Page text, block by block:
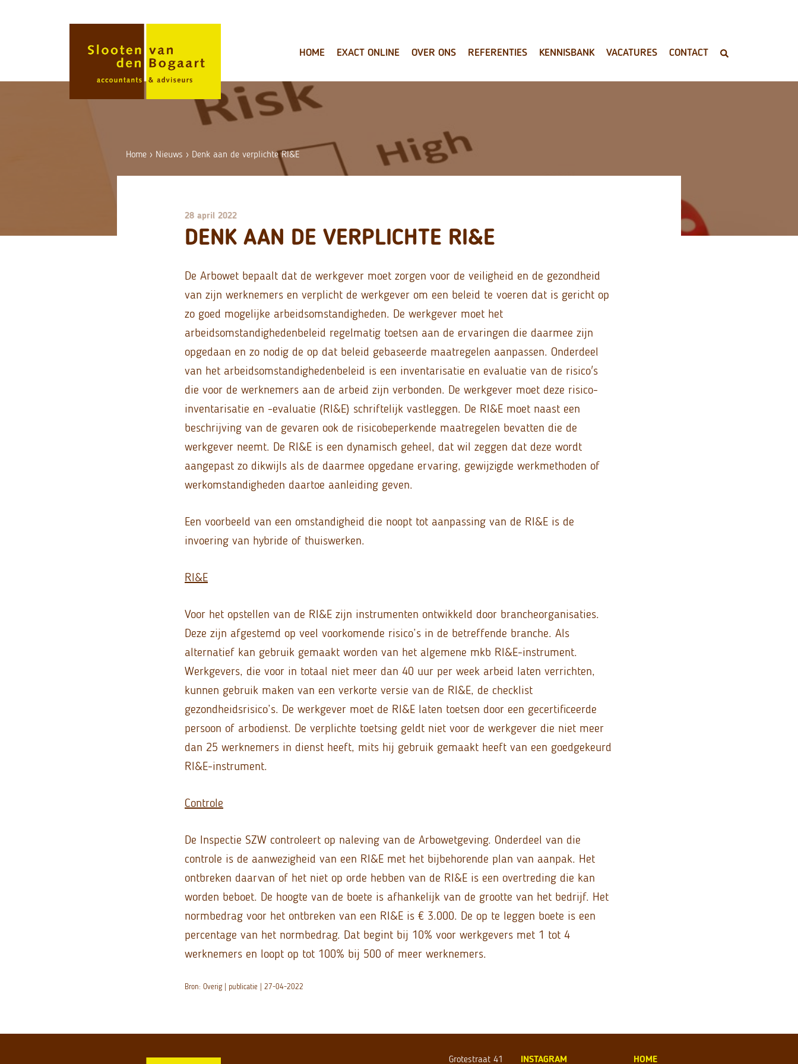
HOME EXACT ONLINE OVER ONS REFERENTIES KENNISBANK VACATURES CONTACT
Home › Nieuws › Denk aan de verplichte RI&E
28 april 2022
DENK AAN DE VERPLICHTE RI&E
De Arbowet bepaalt dat de werkgever moet zorgen voor de veiligheid en de gezondheid
van zijn werknemers en verplicht de werkgever om een beleid te voeren dat is gericht op
zo goed mogelijke arbeidsomstandigheden. De werkgever moet het
arbeidsomstandighedenbeleid regelmatig toetsen aan de ervaringen die daarmee zijn
opgedaan en zo nodig de op dat beleid gebaseerde maatregelen aanpassen. Onderdeel
van het arbeidsomstandighedenbeleid is een inventarisatie en evaluatie van de risico's
die voor de werknemers aan de arbeid zijn verbonden. De werkgever moet deze risico-
inventarisatie en -evaluatie (RI&E) schriftelijk vastleggen. De RI&E moet naast een
beschrijving van de gevaren ook de risicobeperkende maatregelen bevatten die de
werkgever neemt. De RI&E is een dynamisch geheel, dat wil zeggen dat deze wordt
aangepast zo dikwijls als de daarmee opgedane ervaring, gewijzigde werkmethoden of
werkomstandigheden daartoe aanleiding geven.
Een voorbeeld van een omstandigheid die noopt tot aanpassing van de RI&E is de
invoering van hybride of thuiswerken.
RI&E
Voor het opstellen van de RI&E zijn instrumenten ontwikkeld door brancheorganisaties.
Deze zijn afgestemd op veel voorkomende risico’s in de betreffende branche. Als
alternatief kan gebruik gemaakt worden van het algemene mkb RI&E-instrument.
Werkgevers, die voor in totaal niet meer dan 40 uur per week arbeid laten verrichten,
kunnen gebruik maken van een verkorte versie van de RI&E, de checklist
gezondheidsrisico’s. De werkgever moet de RI&E laten toetsen door een gecertificeerde
persoon of arbodienst. De verplichte toetsing geldt niet voor de werkgever die niet meer
dan 25 werknemers in dienst heeft, mits hij gebruik gemaakt heeft van een goedgekeurd
RI&E-instrument.
Controle
De Inspectie SZW controleert op naleving van de Arbowetgeving. Onderdeel van die
controle is de aanwezigheid van een RI&E met het bijbehorende plan van aanpak. Het
ontbreken daarvan of het niet op orde hebben van de RI&E is een overtreding die kan
worden beboet. De hoogte van de boete is afhankelijk van de grootte van het bedrijf. Het
normbedrag voor het ontbreken van een RI&E is € 3.000. De op te leggen boete is een
percentage van het normbedrag. Dat begint bij 10% voor werkgevers met 1 tot 4
werknemers en loopt op tot 100% bij 500 of meer werknemers.
Bron: Overig | publicatie | 27-04-2022
Grotestraat 41 INSTAGRAM HOME